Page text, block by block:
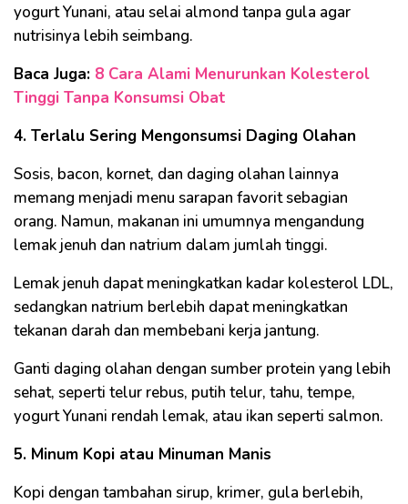
yogurt Yunani, atau selai almond tanpa gula agar
nutrisinya lebih seimbang.
Baca Juga: 8 Cara Alami Menurunkan Kolesterol
Tinggi Tanpa Konsumsi Obat
4. Terlalu Sering Mengonsumsi Daging Olahan
Sosis, bacon, kornet, dan daging olahan lainnya
memang menjadi menu sarapan favorit sebagian
orang. Namun, makanan ini umumnya mengandung
lemak jenuh dan natrium dalam jumlah tinggi.
Lemak jenuh dapat meningkatkan kadar kolesterol LDL,
sedangkan natrium berlebih dapat meningkatkan
tekanan darah dan membebani kerja jantung.
Ganti daging olahan dengan sumber protein yang lebih
sehat, seperti telur rebus, putih telur, tahu, tempe,
yogurt Yunani rendah lemak, atau ikan seperti salmon.
5. Minum Kopi atau Minuman Manis
Kopi dengan tambahan sirup, krimer, gula berlebih,